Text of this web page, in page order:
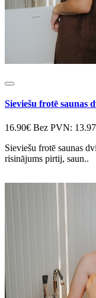
Sieviešu frotē saunas
16.90€ Bez PVN:
Sieviešu frotē saunas
risinājums pirtij, saun..